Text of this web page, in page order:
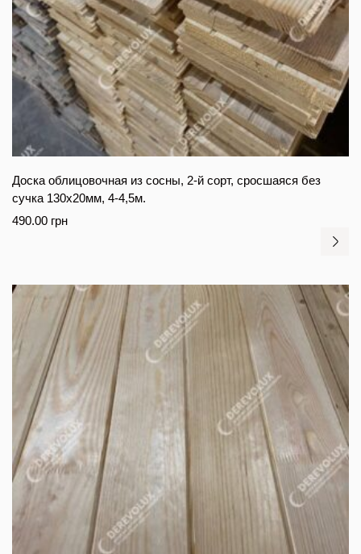
Доска облицовочная из сосны, 2-й сорт, сросшаяся без
сучка 130х20мм, 4-4,5м.
490.00 грн